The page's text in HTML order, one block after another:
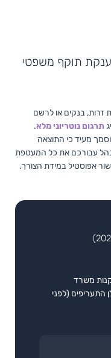
תוקף משפטי
זרות, בנקים או לרשם
תרגום נוטריוני מלא.
מעיד כי התוצאה
ב-100%. משרדנו מנהל עבורכם את כל המעטפת
אפוסטיל במידת הצורך.
משרד
(לפני